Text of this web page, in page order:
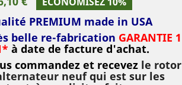
PREMIUM made in USA
belle re-fabrication GARANTIE 1
à date de facture d'achat.
commandez et recevezle rotor
neuf qui est sur les